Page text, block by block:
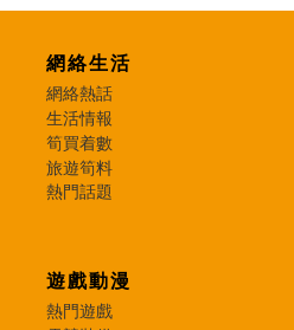
網絡生活
網絡熱話
生活情報
筍買着數
旅遊筍料
熱門話題
遊戲動漫
熱門遊戲